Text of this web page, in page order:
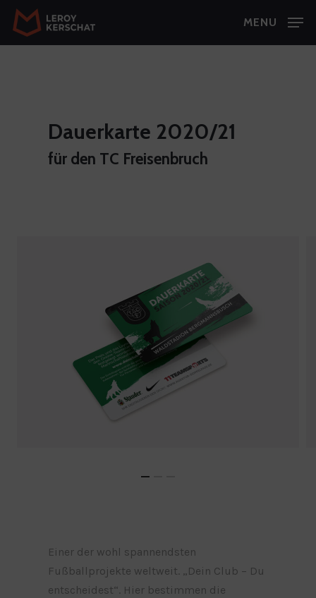
Skip
main
MENU
Dauerkarte 2020/21
für den TC Freisenbruch
Einer der wohl spannendsten
Fußballprojekte weltweit. „Dein Club – Du
entscheidest“. Hier bestimmen die
Close